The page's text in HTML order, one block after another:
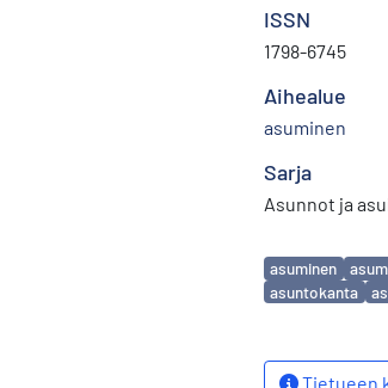
ISSN
1798-6745
Aihealue
asuminen
Sarja
Asunnot ja
Avainsanat
asuminen
asuntokanta
Tietueen